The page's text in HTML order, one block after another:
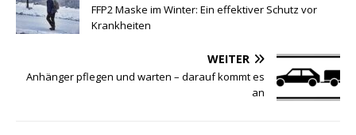
FFP2 Maske im Winter: Ein effektiver Schutz vor
Krankheiten
WEITER
Anhänger pflegen und warten – darauf kommt es
an